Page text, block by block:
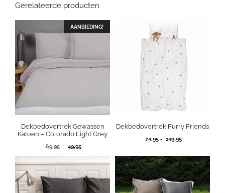
Gerelateerde producten
AANBIEDING!
Dekbedovertrek Gewassen
Katoen – Colorado Light Grey
69,95
Oorspronkelijke
was:
69,95.
49,95Huidige
is:
49,95.
Dekbedovertrek Furry Friends
74,95 - 149,95Prijsklasse:
tot
149,95